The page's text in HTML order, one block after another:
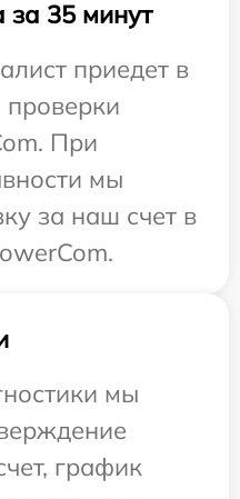
за 35 минут
приедет в
При
мы
за наш счет в
мы
график